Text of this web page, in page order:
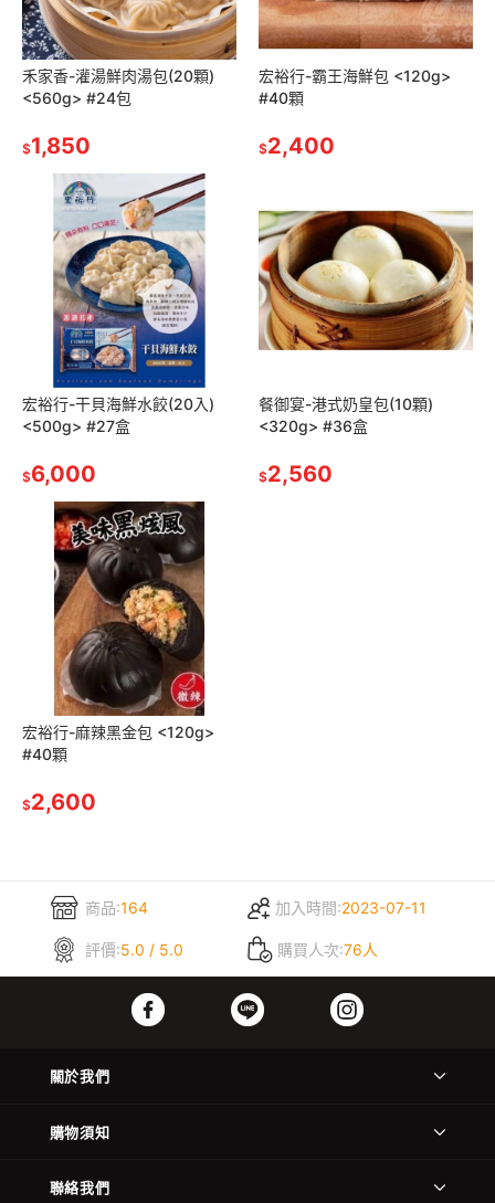
禾家香-灌湯鮮肉湯包(20顆)
<560g> #24包
$1,850
宏裕行-霸王海鮮包 <120g>
#40顆
$2,400
宏裕行-干貝海鮮水餃(20入)
<500g> #27盒
$6,000
餐御宴-港式奶皇包(10顆)
<320g> #36盒
$2,560
宏裕行-麻辣黑金包 <120g>
#40顆
$2,600
商品:164 加入時間:2023-07-11
評價:5.0 / 5.0 購買人次:76人
關於我們
購物須知
聯絡我們